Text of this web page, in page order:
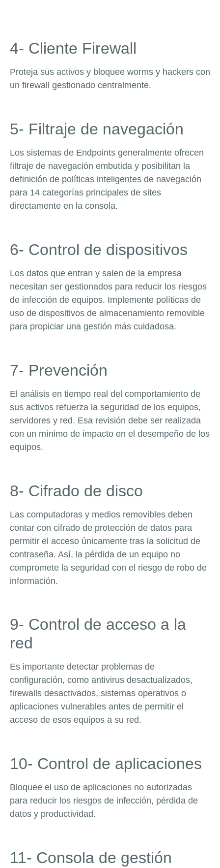
4- Cliente Firewall
Proteja sus activos y bloquee worms y hackers con
un firewall gestionado centralmente.
5- Filtraje de navegación
Los sistemas de Endpoints generalmente ofrecen
filtraje de navegación embutida y posibilitan la
definición de políticas inteligentes de navegación
para 14 categorías principales de sites
directamente en la consola.
6- Control de dispositivos
Los datos que entran y salen de la empresa
necesitan ser gestionados para reducir los riesgos
de infección de equipos. Implemente políticas de
uso de dispositivos de almacenamiento removible
para propiciar una gestión más cuidadosa.
7- Prevención
El análisis en tiempo real del comportamiento de
sus activos refuerza la seguridad de los equipos,
servidores y red. Esa revisión debe ser realizada
con un mínimo de impacto en el desempeño de los
equipos.
8- Cifrado de disco
Las computadoras y medios removibles deben
contar con cifrado de protección de datos para
permitir el acceso únicamente tras la solicitud de
contraseña. Así, la pérdida de un equipo no
compromete la seguridad con el riesgo de robo de
información.
9- Control de acceso a la
red
Es importante detectar problemas de
configuración, como antivirus desactualizados,
firewalls desactivados, sistemas operativos o
aplicaciones vulnerables antes de permitir el
acceso de esos equipos a su red.
10- Control de aplicaciones
Bloquee el uso de aplicaciones no autorizadas
para reducir los riesgos de infección, pérdida de
datos y productividad.
11- Consola de gestión